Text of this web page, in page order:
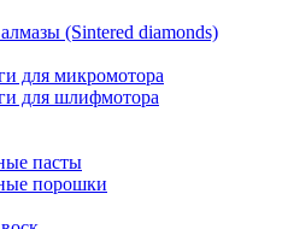
(Sintered diamonds)
для микромотора
для шлифмотора
пасты
порошки